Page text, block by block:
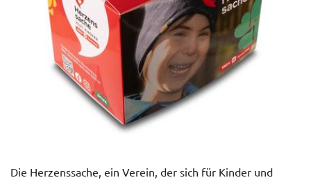
Die Herzenssache, ein Verein, der sich für Kinder und